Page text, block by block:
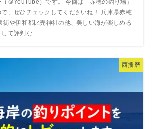
＠YouTube）です。 今回は「赤穂の釣り場」
、ぜひチェックしてくださいね！ 兵庫県赤穂
街や伊和都比売神社の他、美しい海が楽しめる
て評判な...
西播磨